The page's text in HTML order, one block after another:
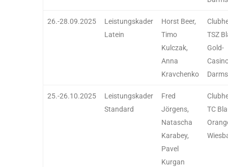
26.-28.09.2025
Leistungskader
Latein
Horst Beer,
Timo
Kulczak,
Anna
Kravchenko
TSZ
Gold-
25.-26.10.2025
Leistungskader
Standard
Fred
Jörgens,
Natascha
Karabey,
Pavel
Kurgan
TC